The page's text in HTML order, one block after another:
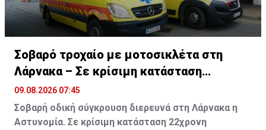
Σοβαρό τροχαίο με μοτοσικλέτα στη
Λάρνακα – Σε κρίσιμη κατάσταση
22χρονη
09.08.2026 07:45
Σοβαρή οδική σύγκρουση διερευνά στη Λάρνακα η
Αστυνομία. Σε κρίσιμη κατάσταση 22χρονη